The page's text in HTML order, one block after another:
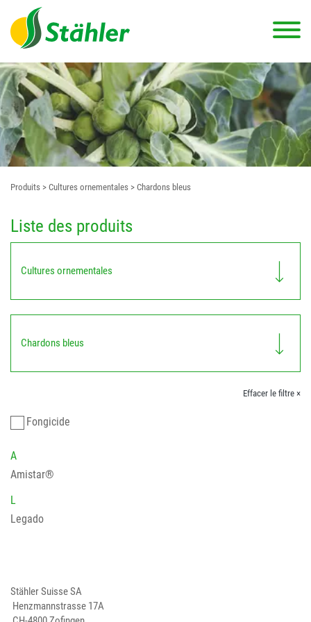
Produits > Cultures ornementales > Chardons bleus
Liste des produits
Cultures ornementales
Chardons bleus
Effacer le filtre ×
Fongicide
A
Amistar®
L
Legado
Stähler Suisse SA
Henzmannstrasse 17A